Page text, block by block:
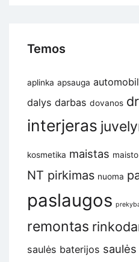
Temos
aplinka apsauga
dalys darbas dovanos
interjeras
kosmetika maistas
NT pirkimas nuoma
paslaugos
remontas
saulės baterijos